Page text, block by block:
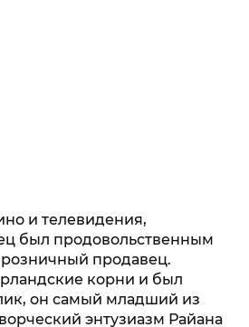
и телевидения,
был продовольственным
продавец.
корни и был
он самый младший из
энтузиазм Райана